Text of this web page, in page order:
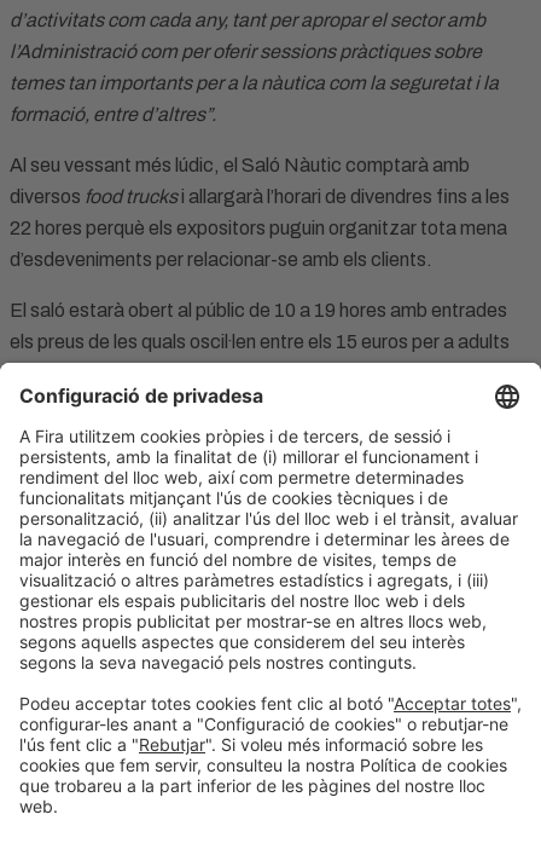
d’activitats com cada any, tant per apropar el sector amb
l’Administració com per oferir sessions pràctiques sobre
temes tan importants per a la nàutica com la seguretat i la
formació, entre d’altres”.
Al seu vessant més lúdic, el Saló Nàutic comptarà amb
diversos food trucksi allargarà l’horari de divendres fins a les
22 hores perquè els expositors puguin organitzar tota mena
d’esdeveniments per relacionar-se amb els clients.
El saló estarà obert al públic de 10 a 19 hores amb entrades
els preus de les quals oscil·len entre els 15 euros per a adults
amb diversitat funcional i menors d’entre 14 i 17 anys. Els
menors de 14 anys tenen entrada gratuïta. Igualment, per
contribuir a divulgar la Copa Amèrica, els visitants del Saló
Nàutic tindran un descompte del 20% al preu de l’entrada de la
seva exposició.
ContacteAvís legalPolítica de privacitatPolítica de cookies